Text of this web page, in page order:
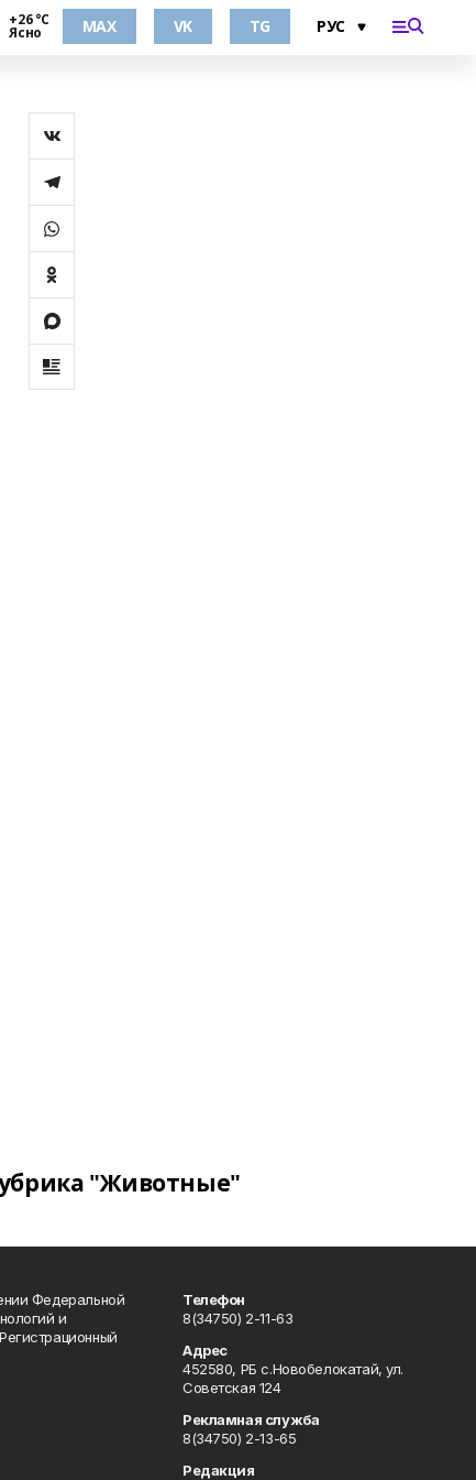
+26 °С
Ясно MAX VK TG
"Животные"
Федеральной
и
Телефон
8(34750) 2-11-63
Адрес
452580, РБ с.Новобелокатай, ул.
Советская 124
Рекламная служба
8(34750) 2-13-65
Редакция